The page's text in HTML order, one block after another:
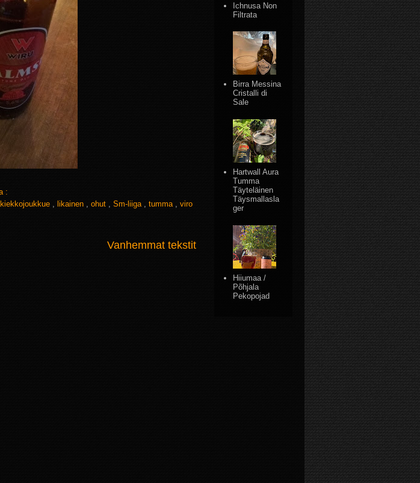
:
, likainen , ohut , Sm-liiga , tumma , viro
Vanhemmat tekstit
Ichnusa Non
Filtrata
Birra Messina
Cristalli di
Sale
Hartwall Aura
Tumma
Täyteläinen
Täysmallasla
ger
Hiiumaa /
Põhjala
Pekopojad